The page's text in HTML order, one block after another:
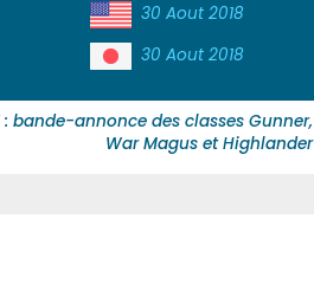
30 Aout 2018
30 Aout 2018
: bande-annonce des classes Gunner,
War Magus et Highlander